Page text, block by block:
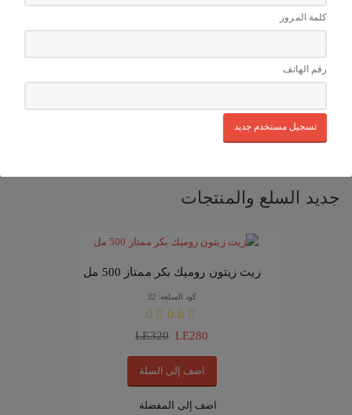
عرض الكل
جديد السلع والمنتجات
زيت زيتون روميك بكر ممتاز 500 مل
كود السلعة: 22
LE320LE280
اضف إلى السلة
اضف إلى المفضلة
المستخدم
المرور
تسجيل مستخدم جديد